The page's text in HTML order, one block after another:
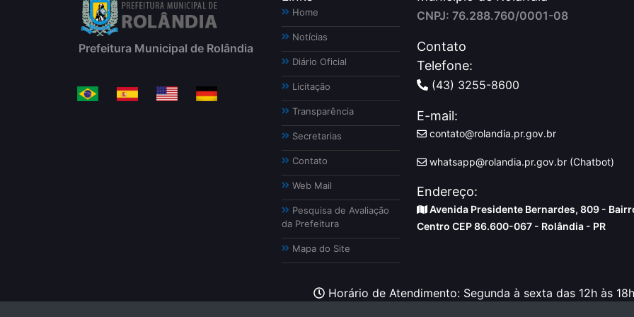
Prefeitura Municipal de Rolândia
Home
Notícias
Diário Oficial
Licitação
Transparência
Secretarias
Contato
Web Mail
Pesquisa de Avaliação
da Prefeitura
Mapa do Site
CNPJ: 76.288.760/0001-08
Contato
Telefone:
(43) 3255-8600
E-mail:
contato@rolandia.pr.gov.br
whatsapp@rolandia.pr.gov.br (Chatbot)
Endereço:
Avenida Presidente Bernardes, 809 -
Centro CEP 86.600-067 - Rolândia - PR
Horário de Atendimento: Segunda à sexta das 12h às